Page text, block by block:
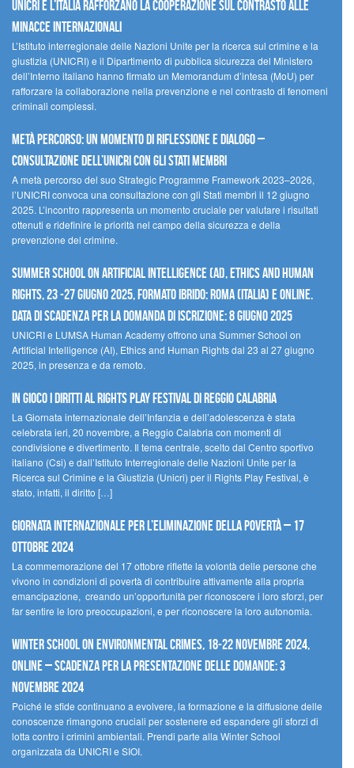
UNICRI e l’Italia rafforzano la cooperazione sul contrasto alle
minacce internazionali
L’Istituto interregionale delle Nazioni Unite per la ricerca sul crimine e la
giustizia (UNICRI) e il Dipartimento di pubblica sicurezza del Ministero
dell’Interno italiano hanno firmato un Memorandum d’intesa (MoU) per
rafforzare la collaborazione nella prevenzione e nel contrasto di fenomeni
criminali complessi.
Metà percorso: un momento di riflessione e dialogo –
Consultazione dell’UNICRI con gli Stati membri
A metà percorso del suo Strategic Programme Framework 2023–2026,
l’UNICRI convoca una consultazione con gli Stati membri il 12 giugno
2025. L’incontro rappresenta un momento cruciale per valutare i risultati
ottenuti e ridefinire le priorità nel campo della sicurezza e della
prevenzione del crimine.
Summer School on Artificial Intelligence (AI), Ethics and Human
Rights, 23 -27 giugno 2025, Formato Ibrido: Roma (Italia) e online.
Data di scadenza per la domanda di iscrizione: 8 giugno 2025
UNICRI e LUMSA Human Academy offrono una Summer School on
Artificial Intelligence (AI), Ethics and Human Rights dal 23 al 27 giugno
2025, in presenza e da remoto.
In gioco i diritti al Rights Play Festival di Reggio Calabria
La Giornata internazionale dell’Infanzia e dell’adolescenza è stata
celebrata ieri, 20 novembre, a Reggio Calabria con momenti di
condivisione e divertimento. Il tema centrale, scelto dal Centro sportivo
italiano (Csi) e dall’Istituto Interregionale delle Nazioni Unite per la
Ricerca sul Crimine e la Giustizia (Unicri) per il Rights Play Festival, è
stato, infatti, il diritto […]
Giornata internazionale per l’eliminazione della povertà – 17
ottobre 2024
La commemorazione del 17 ottobre riflette la volontà delle persone che
vivono in condizioni di povertà di contribuire attivamente alla propria
emancipazione, creando un’opportunità per riconoscere i loro sforzi, per
far sentire le loro preoccupazioni, e per riconoscere la loro autonomia.
Winter School on Environmental Crimes, 18-22 novembre 2024,
Online – Scadenza per la presentazione delle domande: 3
novembre 2024
Poiché le sfide continuano a evolvere, la formazione e la diffusione delle
conoscenze rimangono cruciali per sostenere ed espandere gli sforzi di
lotta contro i crimini ambientali. Prendi parte alla Winter School
organizzata da UNICRI e SIOI.